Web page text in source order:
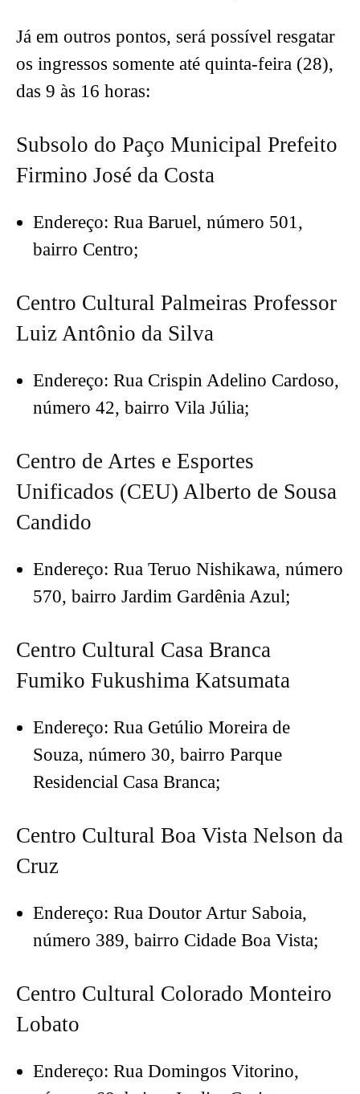
Já em outros pontos, será possível resgatar
os ingressos somente até quinta-feira (28),
das 9 às 16 horas:
Subsolo do Paço Municipal Prefeito
Firmino José da Costa
Endereço: Rua Baruel, número 501,
bairro Centro;
Centro Cultural Palmeiras Professor
Luiz Antônio da Silva
Endereço: Rua Crispin Adelino Cardoso,
número 42, bairro Vila Júlia;
Centro de Artes e Esportes
Unificados (CEU) Alberto de Sousa
Candido
Endereço: Rua Teruo Nishikawa, número
570, bairro Jardim Gardênia Azul;
Centro Cultural Casa Branca
Fumiko Fukushima Katsumata
Endereço: Rua Getúlio Moreira de
Souza, número 30, bairro Parque
Residencial Casa Branca;
Centro Cultural Boa Vista Nelson da
Cruz
Endereço: Rua Doutor Artur Saboia,
número 389, bairro Cidade Boa Vista;
Centro Cultural Colorado Monteiro
Lobato
Endereço: Rua Domingos Vitorino,